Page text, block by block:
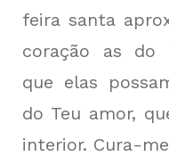
feira santa
coração as do
que elas
do Teu amor,
interior. Cura-